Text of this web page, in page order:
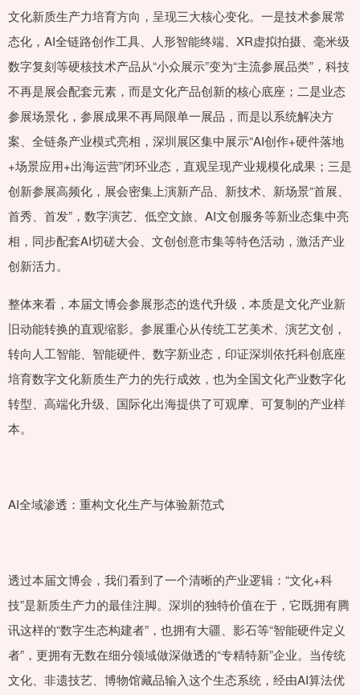
文化新质生产力培育方向，呈现三大核心变化。一是技术参展常
态化，AI全链路创作工具、人形智能终端、XR虚拟拍摄、毫米级
数字复刻等硬核技术产品从“小众展示”变为“主流参展品类”，科技
不再是展会配套元素，而是文化产品创新的核心底座；二是业态
参展场景化，参展成果不再局限单一展品，而是以系统解决方
案、全链条产业模式亮相，深圳展区集中展示“AI创作+硬件落地
+场景应用+出海运营”闭环业态，直观呈现产业规模化成果；三是
创新参展高频化，展会密集上演新产品、新技术、新场景“首展、
首秀、首发”，数字演艺、低空文旅、AI文创服务等新业态集中亮
相，同步配套AI切磋大会、文创创意市集等特色活动，激活产业
创新活力。
整体来看，本届文博会参展形态的迭代升级，本质是文化产业新
旧动能转换的直观缩影。参展重心从传统工艺美术、演艺文创，
转向人工智能、智能硬件、数字新业态，印证深圳依托科创底座
培育数字文化新质生产力的先行成效，也为全国文化产业数字化
转型、高端化升级、国际化出海提供了可观摩、可复制的产业样
本。
AI全域渗透：重构文化生产与体验新范式
透过本届文博会，我们看到了一个清晰的产业逻辑：“文化+科
技”是新质生产力的最佳注脚。深圳的独特价值在于，它既拥有腾
讯这样的“数字生态构建者”，也拥有大疆、影石等“智能硬件定义
者”，更拥有无数在细分领域做深做透的“专精特新”企业。当传统
文化、非遗技艺、博物馆藏品输入这个生态系统，经由AI算法优